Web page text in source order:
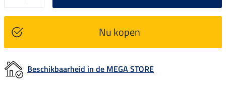
Nu kopen
Beschikbaarheid in de MEGA STORE